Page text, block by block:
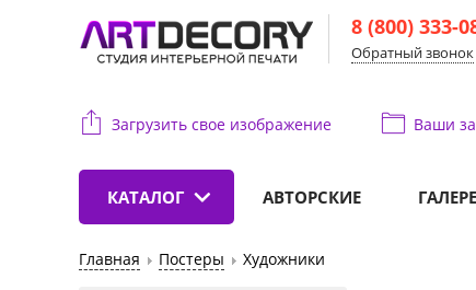
8 (800) 333-
Обратный звонок
Загрузить свое изображение Ваши
КАТАЛОГ АВТОРСКИЕ
Главная Постеры Художники